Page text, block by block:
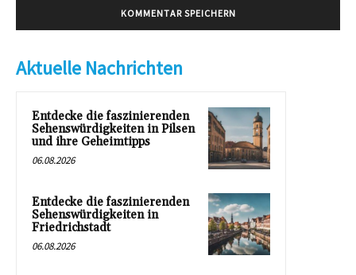
Aktuelle Nachrichten
Entdecke die faszinierenden
Sehenswürdigkeiten in Pilsen
und ihre Geheimtipps
06.08.2026
Entdecke die faszinierenden
Sehenswürdigkeiten in
Friedrichstadt
06.08.2026